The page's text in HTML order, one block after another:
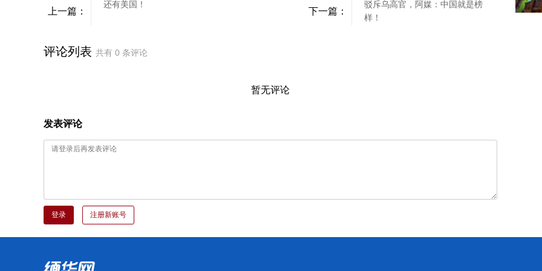
上一篇：
还有美国！
下一篇：
驳斥乌高官，阿媒：中国就是榜
样！
评论列表 共有 0 条评论
暂无评论
发表评论
登录 注册新账号